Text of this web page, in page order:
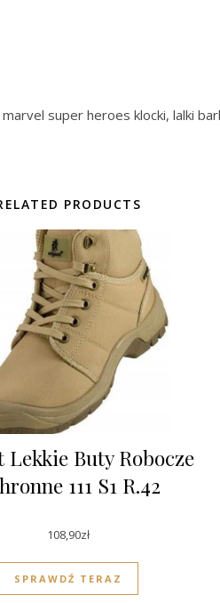
super heroes klocki, lalki
PRODUCTS
Lekkie Buty Robocze
111 S1 R.42
108,90zł
SPRAWDŹ TERAZ